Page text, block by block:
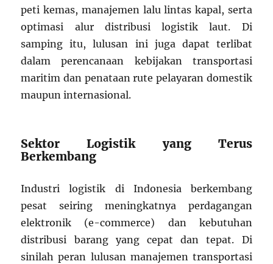
peti kemas, manajemen lalu lintas kapal, serta
optimasi alur distribusi logistik laut. Di
samping itu, lulusan ini juga dapat terlibat
dalam perencanaan kebijakan transportasi
maritim dan penataan rute pelayaran domestik
maupun internasional.
Sektor Logistik yang Terus
Berkembang
Industri logistik di Indonesia berkembang
pesat seiring meningkatnya perdagangan
elektronik (e-commerce) dan kebutuhan
distribusi barang yang cepat dan tepat. Di
sinilah peran lulusan manajemen transportasi